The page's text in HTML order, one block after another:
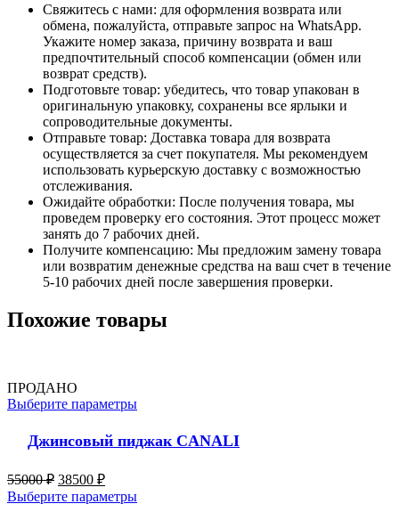
Свяжитесь с нами: для оформления возврата или
обмена, пожалуйста, отправьте запрос на WhatsApp.
Укажите номер заказа, причину возврата и ваш
предпочтительный способ компенсации (обмен или
возврат средств).
Подготовьте товар: убедитесь, что товар упакован в
оригинальную упаковку, сохранены все ярлыки и
сопроводительные документы.
Отправьте товар: Доставка товара для возврата
осуществляется за счет покупателя. Мы рекомендуем
использовать курьерскую доставку с возможностью
отслеживания.
Ожидайте обработки: После получения товара, мы
проведем проверку его состояния. Этот процесс может
занять до 7 рабочих дней.
Получите компенсацию: Мы предложим замену товара
или возвратим денежные средства на ваш счет в течение
5-10 рабочих дней после завершения проверки.
Похожие товары
ПРОДАНО
Выберите параметры
Джинсовый пиджак CANALI
55000₽ 38500 ₽
Выберите параметры